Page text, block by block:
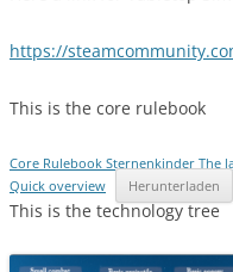
https://
This is the core rulebook
Core Rulebook Sternenkinder The
Quick overview
Herunterladen
This is the technology tree